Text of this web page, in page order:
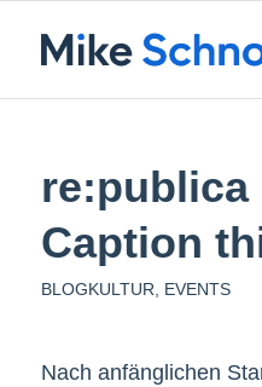
re:publica
Caption
BLOGKULTUR EVENTS
Nach anfänglichen